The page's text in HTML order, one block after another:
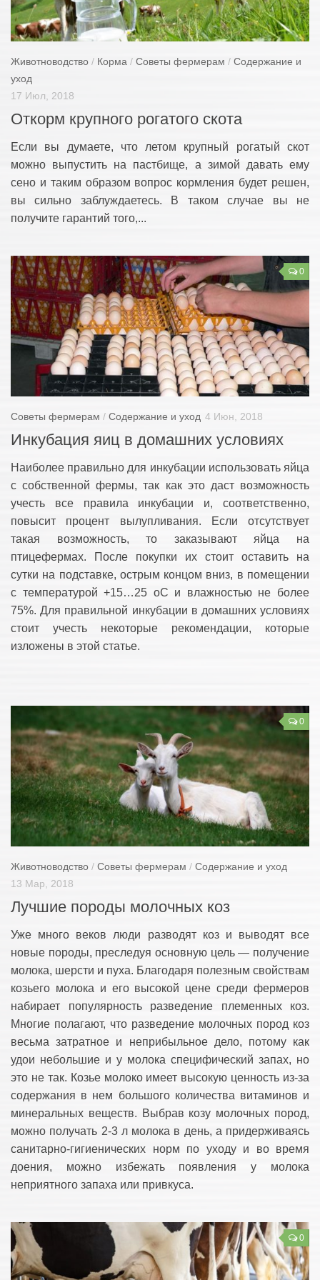
Купить
Животноводство
Советы фермерам
Растениеводство
Советы огородникам
Бизнес идеи
Книги
Строительство
Хоз. постройки
Ландшафтный дизайн
Приусадебные постройки
Дачный дом
Сельский дом
Забор и ворота
Животноводство / Корма / Советы фермерам / Содержание и
уход
17 Июл, 2018
Откорм крупного рогатого скота
Если вы думаете, что летом крупный рогатый скот
можно выпустить на пастбище, а зимой давать ему
сено и таким образом вопрос кормления будет решен,
вы сильно заблуждаетесь. В таком случае вы не
получите гарантий того,...
0
Советы фермерам / Содержание и уход 4 Июн, 2018
Инкубация яиц в домашних условиях
Наиболее правильно для инкубации использовать яйца
с собственной фермы, так как это даст возможность
учесть все правила инкубации и, соответственно,
повысит процент вылупливания. Если отсутствует
такая возможность, то заказывают яйца на
птицефермах. После покупки их стоит оставить на
сутки на подставке, острым концом вниз, в помещении
с температурой +15…25 оС и влажностью не более
75%. Для правильной инкубации в домашних условиях
стоит учесть некоторые рекомендации, которые
изложены в этой статье.
0
Животноводство / Советы фермерам / Содержание и уход
13 Мар, 2018
Лучшие породы молочных коз
Уже много веков люди разводят коз и выводят все
новые породы, преследуя основную цель — получение
молока, шерсти и пуха. Благодаря полезным свойствам
козьего молока и его высокой цене среди фермеров
набирает популярность разведение племенных коз.
Многие полагают, что разведение молочных пород коз
весьма затратное и неприбыльное дело, потому как
удои небольшие и у молока специфический запах, но
это не так. Козье молоко имеет высокую ценность из-за
содержания в нем большого количества витаминов и
минеральных веществ. Выбрав козу молочных пород,
можно получать 2-3 л молока в день, а придерживаясь
санитарно-гигиенических норм по уходу и во время
доения, можно избежать появления у молока
неприятного запаха или привкуса.
0